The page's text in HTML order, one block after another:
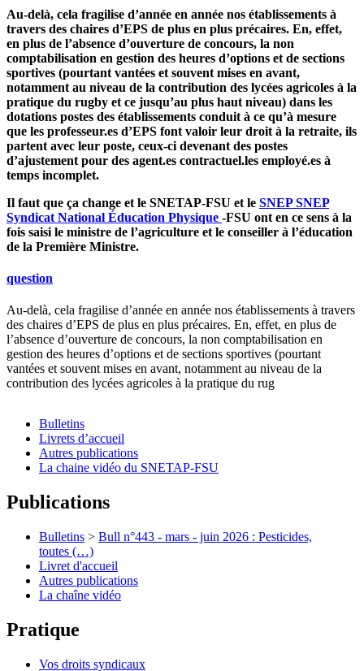
Au-delà, cela fragilise d’année en année nos établissements à
travers des chaires d’EPS de plus en plus précaires. En, effet,
en plus de l’absence d’ouverture de concours, la non
comptabilisation en gestion des heures d’options et de sections
sportives (pourtant vantées et souvent mises en avant,
notamment au niveau de la contribution des lycées agricoles à la
pratique du rugby et ce jusqu’au plus haut niveau) dans les
dotations postes des établissements conduit à ce qu’à mesure
que les professeur.es d’EPS font valoir leur droit à la retraite, ils
partent avec leur poste, ceux-ci devenant des postes
d’ajustement pour des agent.es contractuel.les employé.es à
temps incomplet.
Il faut que ça change et le SNETAP-FSU et le SNEP SNEP
Syndicat National Éducation Physique -FSU ont en ce sens à la
fois saisi le ministre de l’agriculture et le conseiller à l’éducation
de la Première Ministre.
question
Au-delà, cela fragilise d’année en année nos établissements à travers
des chaires d’EPS de plus en plus précaires. En, effet, en plus de
l’absence d’ouverture de concours, la non comptabilisation en
gestion des heures d’options et de sections sportives (pourtant
vantées et souvent mises en avant, notamment au niveau de la
contribution des lycées agricoles à la pratique du rug
Bulletins
Livrets d’accueil
Autres publications
La chaine vidéo du SNETAP-FSU
Publications
Bulletins > Bull n°443 - mars - juin 2026 : Pesticides,
toutes (…)
Livret d'accueil
Autres publications
La chaîne vidéo
Pratique
Vos droits syndicaux